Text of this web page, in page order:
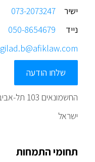
ישיר
נייד
gilad.b@afiklaw.com
שלחו הודעה
החשמונאים 103 תל-אביב
ישראל
תחומי התמחות